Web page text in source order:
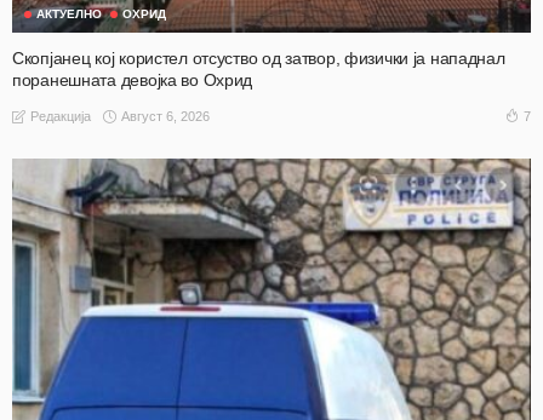
АКТУЕЛНО ОХРИД
Скопјанец кој користел отсуство од затвор, физички ја нападнал
поранешната девојка во Охрид
Редакција Август 6, 2026 7